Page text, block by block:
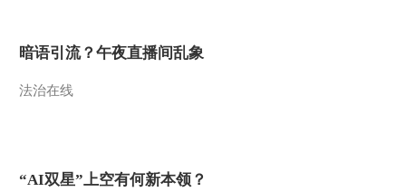
暗语引流？午夜直播间乱象
法治在线
“AI双星”上空有何新本领？